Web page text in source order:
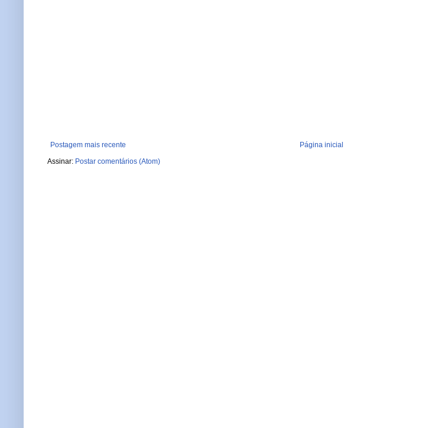
Postagem mais recente
Página inicial
Assinar: Postar comentários (Atom)